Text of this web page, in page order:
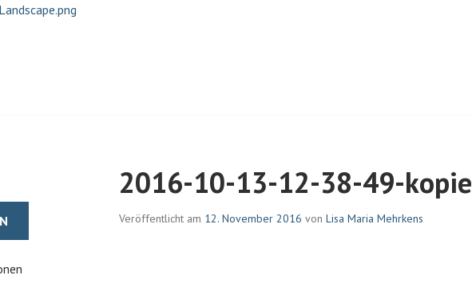
2016-10-13-12-38-49-kopie
Veröffentlicht am 12. November 2016 von Lisa Maria Mehrkens